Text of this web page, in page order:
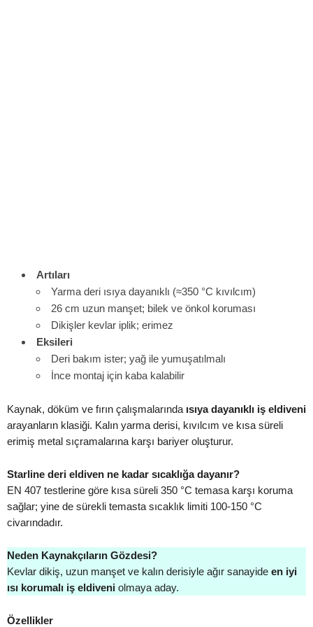
Artıları
Yarma deri ısıya dayanıklı (≈350 °C kıvılcım)
26 cm uzun manşet; bilek ve önkol koruması
Dikişler kevlar iplik; erimez
Eksileri
Deri bakım ister; yağ ile yumuşatılmalı
İnce montaj için kaba kalabilir
Kaynak, döküm ve fırın çalışmalarında ısıya dayanıklı iş eldiveni
arayanların klasiği. Kalın yarma derisi, kıvılcım ve kısa süreli
erimiş metal sıçramalarına karşı bariyer oluşturur.
Starline deri eldiven ne kadar sıcaklığa dayanır?
EN 407 testlerine göre kısa süreli 350 °C temasa karşı koruma
sağlar; yine de sürekli temasta sıcaklık limiti 100-150 °C
civarındadır.
Neden Kaynakçıların Gözdesi?
Kevlar dikiş, uzun manşet ve kalın derisiyle ağır sanayide en iyi
ısı korumalı iş eldiveni olmaya aday.
Özellikler